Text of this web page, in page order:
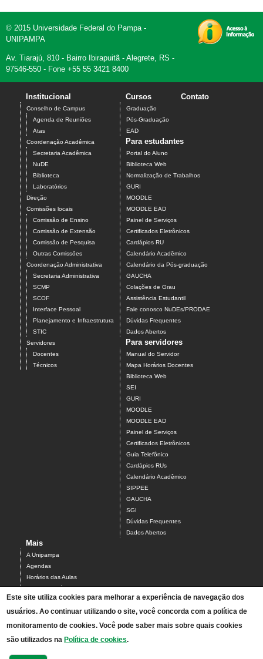
© 2015 Universidade Federal do Pampa -
UNIPAMPA
Av. Tiarajú, 810 - Bairro Ibirapuitã - Alegrete, RS -
97546-550 - Fone +55 55 3421 8400
Institucional
Conselho de Campus
Agenda de Reuniões
Atas
Coordenação Acadêmica
Secretaria Acadêmica
NuDE
Biblioteca
Laboratórios
Direção
Comissões locais
Comissão de Ensino
Comissão de Extensão
Comissão de Pesquisa
Outras Comissões
Coordenação Administrativa
Secretaria Administrativa
SCMP
SCOF
Interface Pessoal
Planejamento e Infraestrutura
STIC
Servidores
Docentes
Técnicos
Cursos
Graduação
Pós-Graduação
EAD
Contato
Para estudantes
Portal do Aluno
Biblioteca Web
Normalização de Trabalhos
GURI
MOODLE
MOODLE EAD
Painel de Serviços
Certificados Eletrônicos
Cardápios RU
Calendário Acadêmico
Calendário da Pós-graduação
GAUCHA
Colações de Grau
Assistência Estudantil
Fale conosco NuDEs/PRODAE
Dúvidas Frequentes
Dados Abertos
Para servidores
Manual do Servidor
Mapa Horários Docentes
Biblioteca Web
SEI
GURI
MOODLE
MOODLE EAD
Painel de Serviços
Certificados Eletrônicos
Guia Telefônico
Cardápios RUs
Calendário Acadêmico
SIPPEE
GAUCHA
SGI
Dúvidas Frequentes
Dados Abertos
Mais
A Unipampa
Agendas
Horários das Aulas
Centro Acadêmico do Campus Alegrete
Estrutura Organizacional
PDI 2019-2023
Orientações de segurança
Acesso ao Antigo Portal
Relatórios de Gestão e Planejamento
Este site utiliza cookies para melhorar a experiência de navegação dos
usuários. Ao continuar utilizando o site, você concorda com a política de
monitoramento de cookies. Você pode saber mais sobre quais cookies
são utilizados na Política de cookies.